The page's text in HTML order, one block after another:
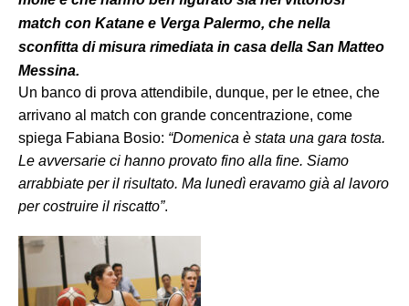
match con Katane e Verga Palermo, che nella
sconfitta di misura rimediata in casa della San Matteo
Messina.
Un banco di prova attendibile, dunque, per le etnee, che
arrivano al match con grande concentrazione, come
spiega Fabiana Bosio: “Domenica è stata una gara tosta.
Le avversarie ci hanno provato fino alla fine. Siamo
arrabbiate per il risultato. Ma lunedì eravamo già al lavoro
per costruire il riscatto”.